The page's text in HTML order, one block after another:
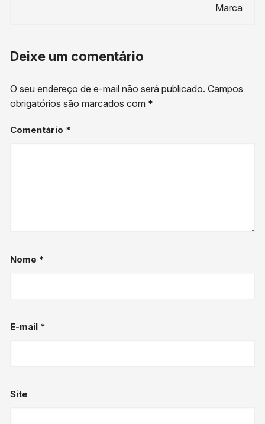
Marca
Deixe um comentário
O seu endereço de e-mail não será publicado. Campos
obrigatórios são marcados com *
Comentário *
Nome *
E-mail *
Site